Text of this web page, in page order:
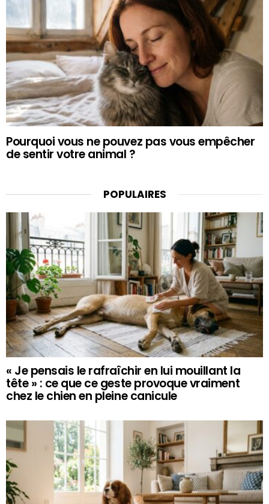
Pourquoi vous ne pouvez pas vous empêcher
de sentir votre animal ?
POPULAIRES
« Je pensais le rafraîchir en lui mouillant la
tête » : ce que ce geste provoque vraiment
chez le chien en pleine canicule